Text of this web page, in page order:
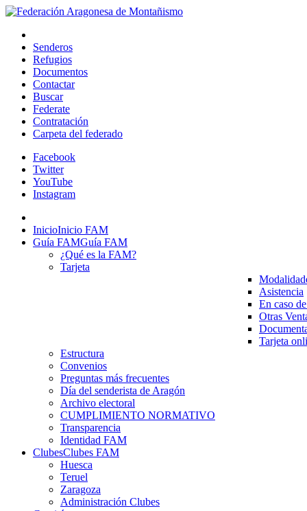
Senderos
Refugios
Documentos
Contactar
Buscar
Federate
Contratación
Carpeta del federado
Facebook
Twitter
YouTube
Instagram
InicioInicio FAM
Guía FAMGuía FAM
¿Qué es la FAM?
Tarjeta
Asistencia
En caso
Otras
Tarjeta
Estructura
Convenios
Preguntas más frecuentes
Día del senderista de Aragón
Archivo electoral
CUMPLIMIENTO NORMATIVO
Transparencia
Identidad FAM
ClubesClubes FAM
Huesca
Teruel
Zaragoza
Administración Clubes